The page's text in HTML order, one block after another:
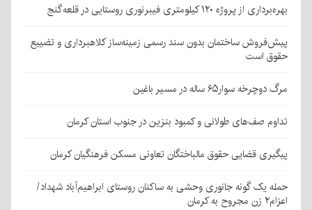
بهره‌برداری از پروژه ۱۲۰ کیلومتری فیبرنوری روستایی در قلعه‌گنج
پیش‌فروش ساختمان بدون سند رسمی زمینه‌ساز کلاهبرداری و تضییع
حقوق است
مرگ دوچرخه سوار۶۵ ساله در مسیر باغین
تداوم صف‌های طولانی و کمبود بنزین در جنوب استان کرمان
پیگیری قضایی حقوق مالباختگان تعاونی مسکن فرهنگیان کرمان
حمله یک گونه جانوری وحشی به ساکنان روستای ابراهیم‌آباد شهداد/
اعزام۲ زن مجروح به کرمان